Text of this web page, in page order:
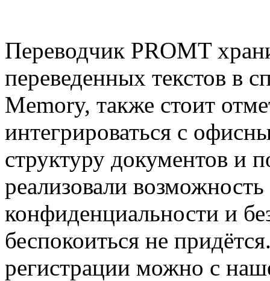
Переводчик PROMT
переведенных текстов в
Memory, также стоит
интегрироваться с
структуру документов и
реализовали
конфиденциальности и
беспокоиться не
регистрации можно с